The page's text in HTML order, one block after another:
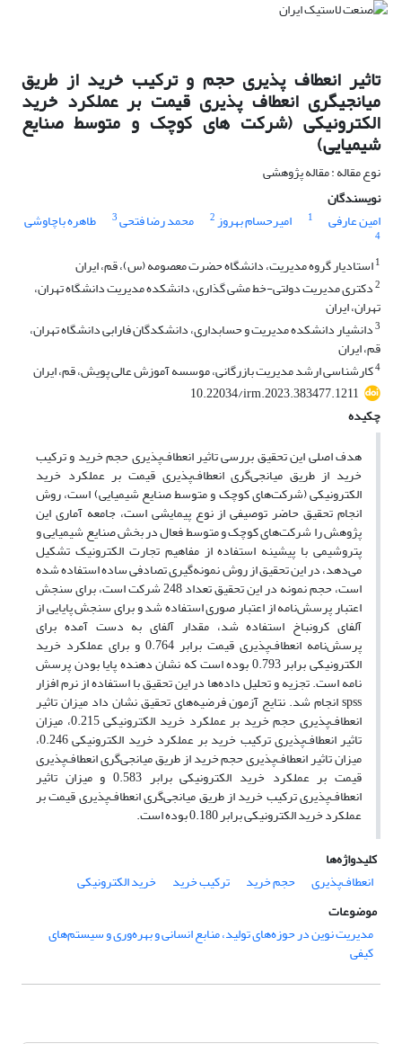
تاثیر انعطاف پذیری حجم و ترکیب خرید از طریق
میانجیگری انعطاف پذیری قیمت بر عملکرد خرید
الکترونیکی (شرکت های کوچک و متوسط صنایع
شیمیایی)
نوع مقاله : مقاله پژوهشی
نویسندگان
امین عارفی
1 امیرحسام بهروز2 محمد رضا فتحی3 طاهره باچاوشی
4
1استادیار گروه مدیریت، دانشگاه حضرت معصومه (س)، قم، ایران
2دکتری مدیریت دولتی-خط مشی گذاری، دانشکده مدیریت دانشگاه تهران،
تهران، ایران
3دانشیار دانشکده مدیریت و حسابداری، دانشکدگان فارابی دانشگاه تهران،
قم، ایران
4کارشناسی ارشد مدیریت بازرگانی، موسسه آموزش عالی پویش، قم، ایران
10.22034/irm.2023.383477.1211
چکیده
هدف اصلی این تحقیق بررسی تاثیر انعطاف‌پذیری حجم خرید و ترکیب
خرید از طریق میانجی‌گری انعطاف‌پذیری قیمت بر عملکرد خرید
الکترونیکی (شرکت‌های کوچک و متوسط صنایع شیمیایی) است، روش
انجام تحقیق حاضر توصیفی از نوع پیمایشی است، جامعه آماری این
پژوهش را شرکت‌های کوچک و متوسط فعال در بخش صنایع شیمیایی و
پتروشیمی با پیشینه استفاده از مفاهیم تجارت الکترونیک تشکیل
می‌دهد، در این تحقیق از روش نمونه‌گیری تصادفی ساده استفاده شده
است، حجم نمونه در این تحقیق تعداد 248 شرکت است، برای سنجش
اعتبار پرسش‌نامه از اعتبار صوری استفاده شد و برای سنجش پایایی از
آلفای کرونباخ استفاده شد، مقدار آلفای به دست آمده برای
پرسش‌نامه انعطاف‌پذیری قیمت برابر 0.764 و برای عملکرد خرید
الکترونیکی برابر 0.793 بوده است که نشان دهنده پایا بودن پرسش
نامه است. تجزیه و تحلیل داده‌ها در این تحقیق با استفاده از نرم افزار
spss انجام شد. نتایج آزمون فرضیه‌های تحقیق نشان داد میزان تاثیر
انعطاف‌پذیری حجم خرید بر عملکرد خرید الکترونیکی 0.215، میزان
تاثیر انعطاف‌پذیری ترکیب خرید بر عملکرد خرید الکترونیکی 0.246،
میزان تاثیر انعطاف‌پذیری حجم خرید از طریق میانجی‌گری انعطاف‌پذیری
قیمت بر عملکرد خرید الکترونیکی برابر 0.583 و میزان تاثیر
انعطاف‌پذیری ترکیب خرید از طریق میانجی‌گری انعطاف‌پذیری قیمت بر
عملکرد خرید الکترونیکی برابر 0.180 بوده است.
کلیدواژه‌ها
انعطاف‌پذیری
حجم خرید ترکیب خرید
خرید الکترونیکی
موضوعات
مدیریت نوین در حوزه‌های تولید، منابع انسانی و بهره‌وری و سیستم‌های
کیفی